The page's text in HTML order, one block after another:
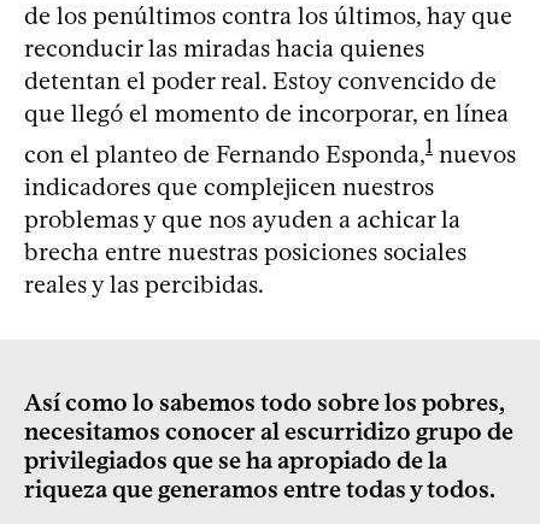
de los penúltimos contra los últimos, hay que
reconducir las miradas hacia quienes
detentan el poder real. Estoy convencido de
que llegó el momento de incorporar, en línea
con el planteo de Fernando Esponda,1 nuevos
indicadores que complejicen nuestros
problemas y que nos ayuden a achicar la
brecha entre nuestras posiciones sociales
reales y las percibidas.
Así como lo sabemos todo sobre los pobres,
necesitamos conocer al escurridizo grupo de
privilegiados que se ha apropiado de la
riqueza que generamos entre todas y todos.